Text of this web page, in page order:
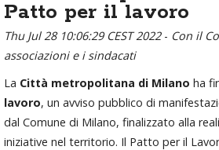
Patto per il lavoro
Thu Jul 28 10:06:29 CEST 2022- Con il
associazioni e i sindacati
La Città metropolitana di Milano ha
lavoro, un avviso pubblico di
dal Comune di Milano, finalizzato alla
iniziative nel territorio. Il Patto per il